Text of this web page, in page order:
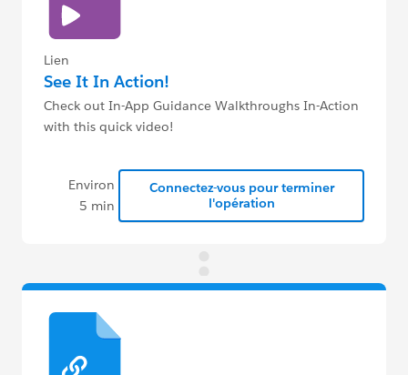
Lien
See It In Action!
Check out In-App Guidance Walkthroughs In-Action
with this quick video!
Environ
5 min
Connectez-vous pour terminer
l'opération